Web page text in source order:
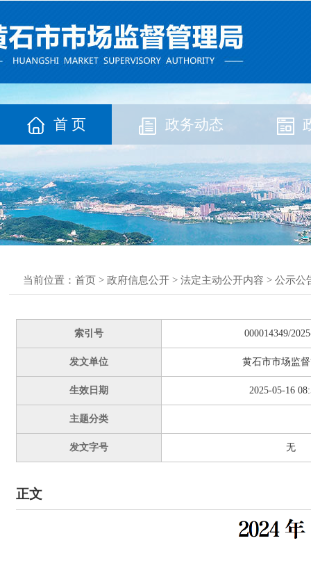
首 页 政务动态
当前位置： 首页 > 政府信息公开 > 法定主动公开内容 > 公示公
索引号 000014349/
发文单位 黄石市市场监
生效日期 2025-05-16
主题分类
发文字号 无
正文